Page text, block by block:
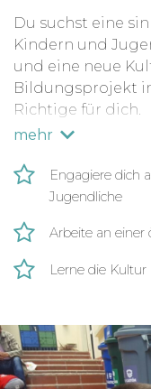
Du suchst eine
Kindern und
und eine neue
Bildungsprojekt
Richtige für dich.
In diesem Projekt
im
unterschiedlichen
spielerisch
Oberstufe
Englisch
Dörfern an einer
Die Schulen in
deutsche
mehr
Engagiere dich
Jugendliche
Arbeite an einer
Lerne die